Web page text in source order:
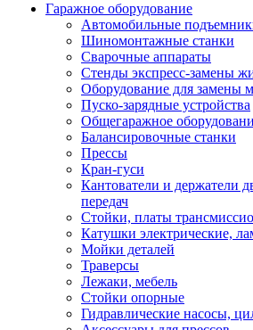
Гаражное оборудование
Автомобильные
Шиномонтажные станки
Сварочные аппараты
Стенды экспресс-замены
Оборудование для замены
Пуско-зарядные устройства
Общегаражное
Балансировочные станки
Прессы
Кран-гуси
Кантователи и держатели
передач
Стойки, платы
Катушки электрические,
Мойки деталей
Траверсы
Лежаки, мебель
Стойки опорные
Гидравлические насосы,